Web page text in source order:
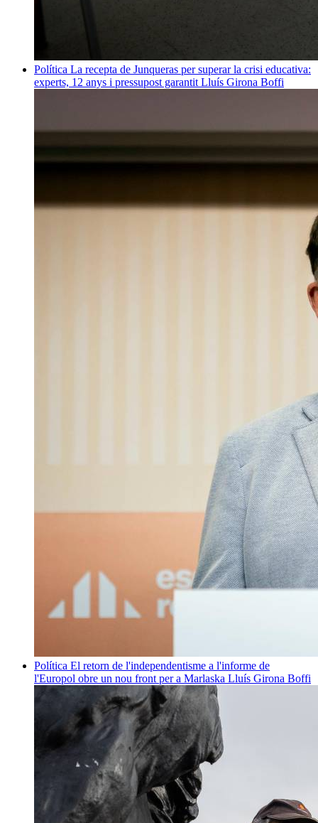
Política La recepta de Junqueras per superar la crisi educativa:
experts, 12 anys i pressupost garantit Lluís Girona Boffi
Política El retorn de l'independentisme a l'informe de
l'Europol obre un nou front per a Marlaska Lluís Girona Boffi